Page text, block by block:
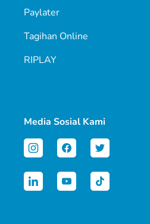
Paylater
Tagihan Online
RIPLAY
Media Sosial Kami